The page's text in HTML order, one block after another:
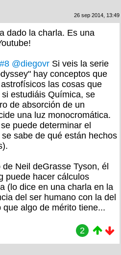
26 sep 2014, 13:49
dado la charla. Es una
#8 @diegovr Si veis la serie
hay conceptos que
las cosas que
estudiáis Química, se
de absorción de un
una luz monocromática.
puede determinar el
sabe de qué están hechos
de Neil deGrasse Tyson, él
puede hacer cálculos
(lo dice en una charla en la
del ser humano con la del
algo de mérito tiene...
2